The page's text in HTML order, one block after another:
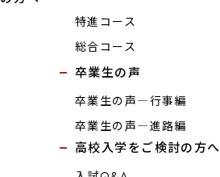
特進コース
総合コース
卒業生の声
卒業生の声―行事編
卒業生の声―進路編
高校入学をご検討の方へ